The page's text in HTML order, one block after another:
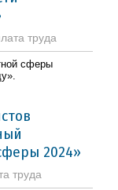
труда
сферы
2024»
труда